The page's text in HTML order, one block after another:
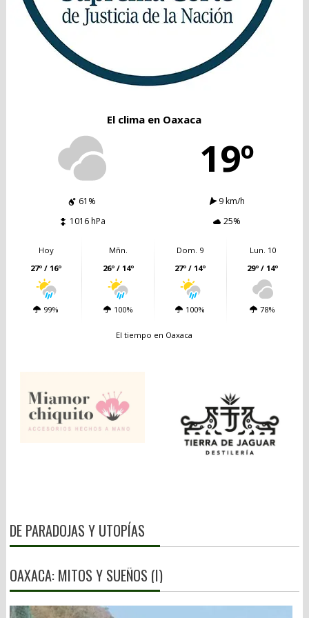
El clima en Oaxaca
19º
61%
9 km/h
1016 hPa
25%
Hoy
27º / 16º
99%
Mñn.
26º / 14º
100%
Dom. 9
27º / 14º
100%
Lun. 10
29º / 14º
78%
El tiempo en Oaxaca
DE PARADOJAS Y UTOPÍAS
OAXACA: MITOS Y SUEÑOS (I)